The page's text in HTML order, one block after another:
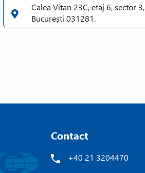
Calea Vitan 23C, etaj 6, sector 3,
București 031281.
Contact
+40 21 3204470